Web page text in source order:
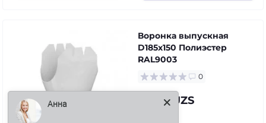
Воронка выпускная
D185х150 Полиэстер
RAL9003
0
141.93 UZS
Анна